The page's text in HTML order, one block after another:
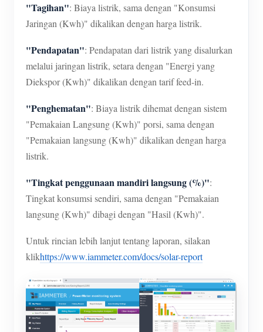
"Tagihan": Biaya listrik, sama dengan "Konsumsi
Jaringan (Kwh)" dikalikan dengan harga listrik.
"Pendapatan": Pendapatan dari listrik yang disalurkan
melalui jaringan listrik, setara dengan "Energi yang
Diekspor (Kwh)" dikalikan dengan tarif feed-in.
"Penghematan": Biaya listrik dihemat dengan sistem
"Pemakaian Langsung (Kwh)" porsi, sama dengan
"Pemakaian langsung (Kwh)" dikalikan dengan harga
listrik.
"Tingkat penggunaan mandiri langsung (%)":
Tingkat konsumsi sendiri, sama dengan "Pemakaian
langsung (Kwh)" dibagi dengan "Hasil (Kwh)".
Untuk rincian lebih lanjut tentang laporan, silakan
klikhttps://www.iammeter.com/docs/solar-report